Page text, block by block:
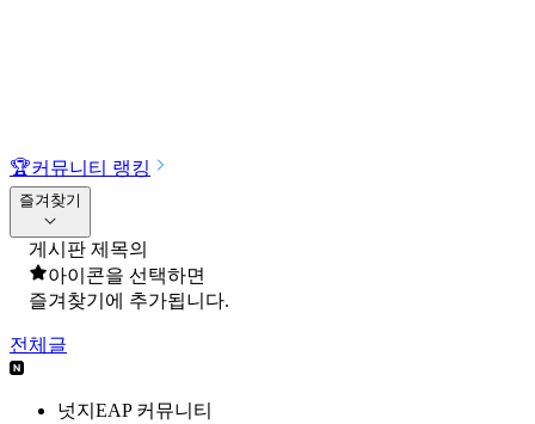
🏆커뮤니티 랭킹
즐겨찾기
게시판 제목의
아이콘을 선택하면
즐겨찾기에 추가됩니다.
전체글
넛지EAP 커뮤니티